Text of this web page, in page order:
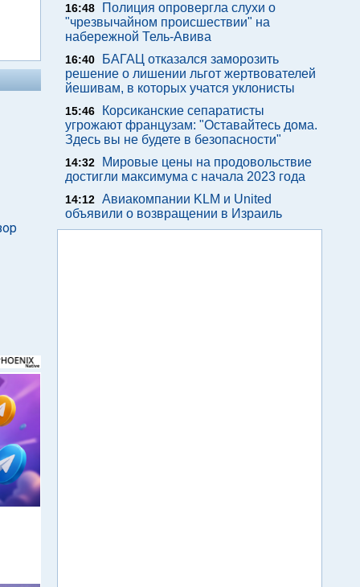
16:48
Полиция опровергла слухи о
"чрезвычайном происшествии" на
набережной Тель-Авива
16:40
БАГАЦ отказался заморозить
решение о лишении льгот жертвователей
йешивам, в которых учатся уклонисты
15:46
Корсиканские сепаратисты
угрожают французам: "Оставайтесь дома.
Здесь вы не будете в безопасности"
14:32
Мировые цены на продовольствие
достигли максимума с начала 2023 года
14:12 Авиакомпании KLM и United
объявили о возвращении в Израиль